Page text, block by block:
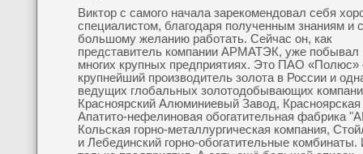
Виктор с самого начала зарекомендовал себя
специалистом, благодаря полученным знаниям и
большому желанию работать. Сейчас он, как
представитель компании АРМАТЭК, уже побывал
многих крупных предприятиях. Это ПАО
крупнейший производитель золота в России и
ведущих глобальных золотодобывающих
Красноярский Алюминиевый Завод,
Апатито-нефелиновая обогатительная фабрика
Кольская горно-металлургическая компания,
и Лебединский горно-обогатительные комбинаты.